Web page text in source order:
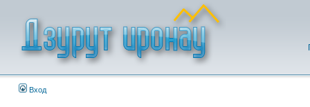
Вход